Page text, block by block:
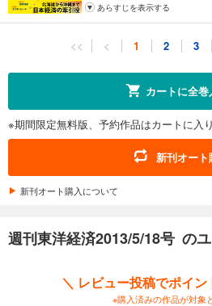
あらすじを表示する
週刊東洋経済 2026/4/18
あらすじを表示する
週刊東洋経済 2026/4/11
880円 (税込)
あらすじを表示する
880 円 (税込)
<< < 1 2 3
カートに全巻
※期間限定無料版、予約作品はカートに入
新刊オート
新刊オート購入について
週刊東洋経済2013/5/18号 の
＼ レビュー投稿でポイ
※購入済みの作品が対象